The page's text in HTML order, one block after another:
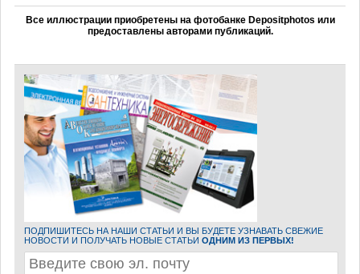
Все иллюстрации приобретены на фотобанке Depositphotos или
предоставлены авторами публикаций.
ПОДПИШИТЕСЬ НА НАШИ СТАТЬИ И ВЫ БУДЕТЕ УЗНАВАТЬ СВЕЖИЕ
НОВОСТИ И ПОЛУЧАТЬ НОВЫЕ СТАТЬИ ОДНИМ ИЗ ПЕРВЫХ!